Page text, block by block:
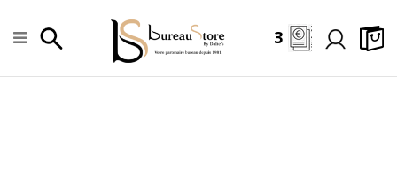
3